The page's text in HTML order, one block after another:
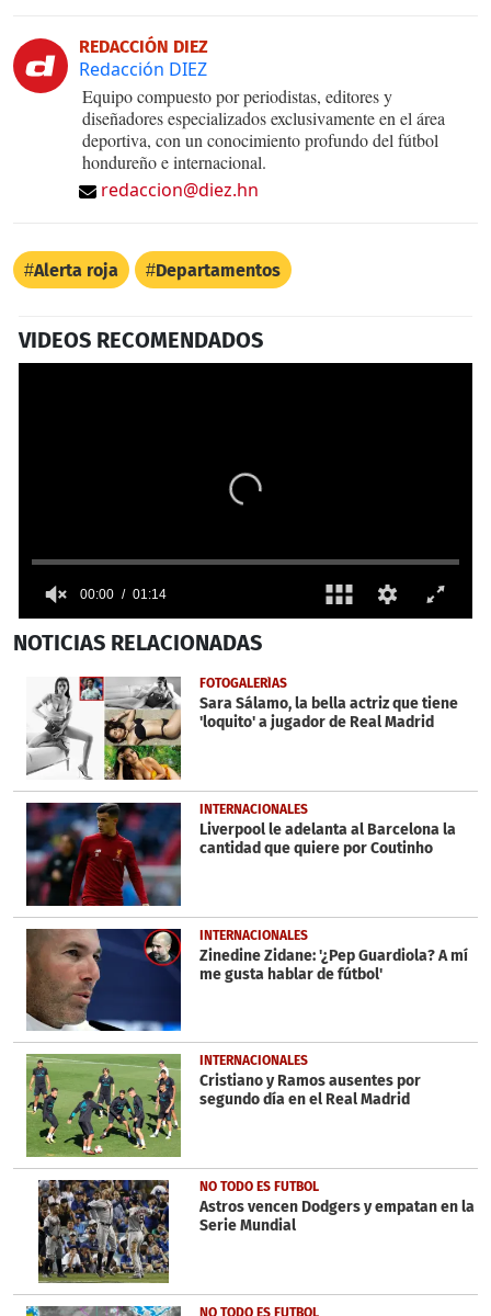
REDACCIÓN DIEZ
Redacción DIEZ
Equipo compuesto por periodistas, editores y
diseñadores especializados exclusivamente en el área
deportiva, con un conocimiento profundo del fútbol
hondureño e internacional.
redaccion@diez.hn
Alerta roja Departamentos
VIDEOS RECOMENDADOS
seconds
minute,
14
seconds
00:00 01:14
NOTICIAS RELACIONADAS
FOTOGALERÍAS
Sara Sálamo, la bella actriz que tiene
'loquito' a jugador de Real Madrid
INTERNACIONALES
Liverpool le adelanta al Barcelona la
cantidad que quiere por Coutinho
INTERNACIONALES
Zinedine Zidane: '¿Pep Guardiola? A mí
me gusta hablar de fútbol'
INTERNACIONALES
Cristiano y Ramos ausentes por
segundo día en el Real Madrid
NO TODO ES FUTBOL
Astros vencen Dodgers y empatan en la
Serie Mundial
NO TODO ES FUTBOL